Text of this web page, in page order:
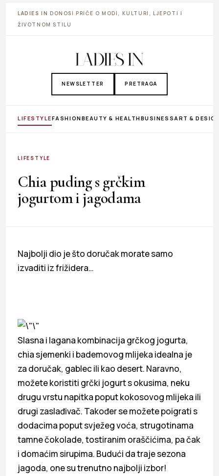
LADIES IN DONOSI PRIČE O MODI, KULTURI, LJEPOTI I
ŽIVOTNOM STILU
NEWSLETTER PRETRAGA
LIFESTYLEFASHIONBEAUTY & HEALTHBUSINESS ART &
LIFESTYLE
Chia puding s grčkim
jogurtom i jagodama
Najbolji dio je što doručak morate samo
izvaditi iz frižidera…
Slasna i lagana kombinacija grčkog jogurta,
chia sjemenki i bademovog mlijeka idealna je
za doručak, gablec ili kao desert. Naravno,
možete koristiti grčki jogurt s okusima, neku
drugu vrstu napitka poput kokosovog mlijeka ili
drugi zaslađivač. Također se možete poigrati s
dodacima poput svježeg voća, strugotinama
tamne čokolade, tostiranim oraščićima, pa čak
i domaćim sirupima. Budući da traje sezona
jagoda, one su trenutno najbolji izbor!